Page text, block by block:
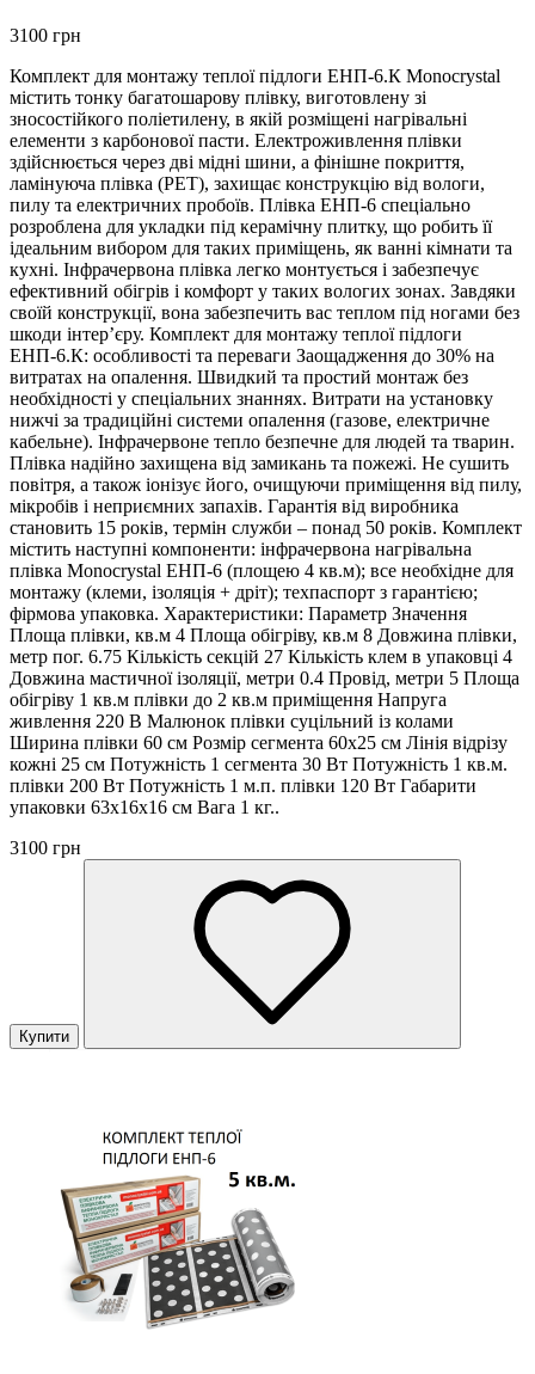
3100 грн
Комплект для монтажу теплої підлоги ЕНП-6.К Monocrystal
містить тонку багатошарову плівку, виготовлену зі
зносостійкого поліетилену, в якій розміщені нагрівальні
елементи з карбонової пасти. Електроживлення плівки
здійснюється через дві мідні шини, а фінішне покриття,
ламінуюча плівка (РЕТ), захищає конструкцію від вологи,
пилу та електричних пробоїв. Плівка ЕНП-6 спеціально
розроблена для укладки під керамічну плитку, що робить її
ідеальним вибором для таких приміщень, як ванні кімнати та
кухні. Інфрачервона плівка легко монтується і забезпечує
ефективний обігрів і комфорт у таких вологих зонах. Завдяки
своїй конструкції, вона забезпечить вас теплом під ногами без
шкоди інтер’єру. Комплект для монтажу теплої підлоги
ЕНП-6.К: особливості та переваги Заощадження до 30% на
витратах на опалення. Швидкий та простий монтаж без
необхідності у спеціальних знаннях. Витрати на установку
нижчі за традиційні системи опалення (газове, електричне
кабельне). Інфрачервоне тепло безпечне для людей та тварин.
Плівка надійно захищена від замикань та пожежі. Не сушить
повітря, а також іонізує його, очищуючи приміщення від пилу,
мікробів і неприємних запахів. Гарантія від виробника
становить 15 років, термін служби – понад 50 років. Комплект
містить наступні компоненти: інфрачервона нагрівальна
плівка Monocrystal ЕНП-6 (площею 4 кв.м); все необхідне для
монтажу (клеми, ізоляція + дріт); техпаспорт з гарантією;
фірмова упаковка. Характеристики: Параметр Значення
Площа плівки, кв.м 4 Площа обігріву, кв.м 8 Довжина плівки,
метр пог. 6.75 Кількість секцій 27 Кількість клем в упаковці 4
Довжина мастичної ізоляції, метри 0.4 Провід, метри 5 Площа
обігріву 1 кв.м плівки до 2 кв.м приміщення Напруга
живлення 220 В Малюнок плівки суцільний із колами
Ширина плівки 60 см Розмір сегмента 60х25 см Лінія відрізу
кожні 25 см Потужність 1 сегмента 30 Вт Потужність 1 кв.м.
плівки 200 Вт Потужність 1 м.п. плівки 120 Вт Габарити
упаковки 63х16х16 см Вага 1 кг..
3100 грн
Купити